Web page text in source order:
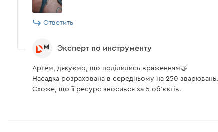
Ответить
Эксперт по инструменту
Артем, дякуємо, що поділились враженням🤝
Насадка розрахована в середньому на 250 зварювань.
Схоже, що її ресурс зносився за 5 об'єктів.